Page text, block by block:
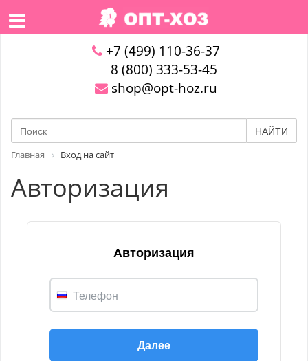
+7 (499) 110-36-37
8 (800) 333-53-45
shop@opt-hoz.ru
НАЙТИ
Главная Вход на сайт
Авторизация
Авторизация
Телефон
Далее